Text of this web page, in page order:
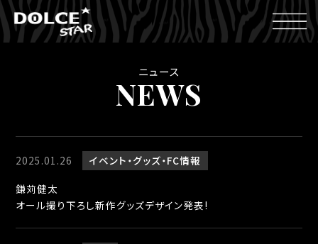
ニュース
NEWS
2025.01.26 イベント グッズ FC情報
鎌苅健太
オール撮り下ろし新作グッズデザイン発表!